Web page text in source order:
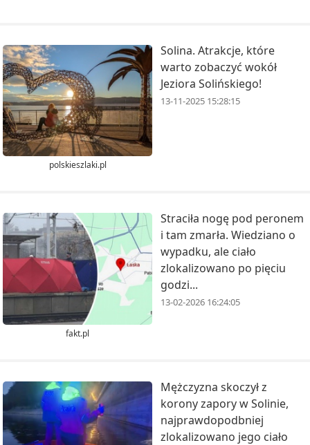
polskieszlaki.pl
Solina. Atrakcje, które
warto zobaczyć wokół
Jeziora Solińskiego!
13-11-2025 15:28:15
fakt.pl
Straciła nogę pod peronem
i tam zmarła. Wiedziano o
wypadku, ale ciało
zlokalizowano po pięciu
godzi...
13-02-2026 16:24:05
Mężczyzna skoczył z
korony zapory w Solinie,
najprawdopodbniej
zlokalizowano jego ciało